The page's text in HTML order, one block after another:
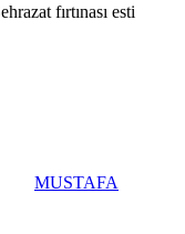
fırtınası esti
MUSTAFA